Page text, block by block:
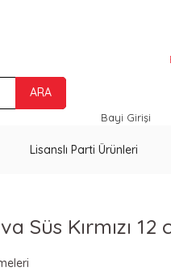
ARA
Bayi Girişi
Lisanslı Parti Ürünleri
Süs Kırmızı 12